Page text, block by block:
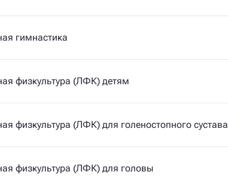
гимнастика
физкультура (ЛФК) детям
физкультура (ЛФК) для голеностопного сустава
физкультура (ЛФК) для головы